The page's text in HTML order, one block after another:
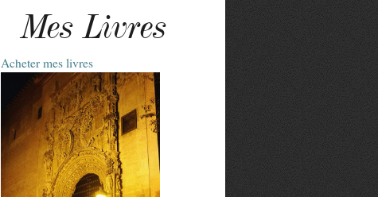
Mes Livres
Acheter mes livres